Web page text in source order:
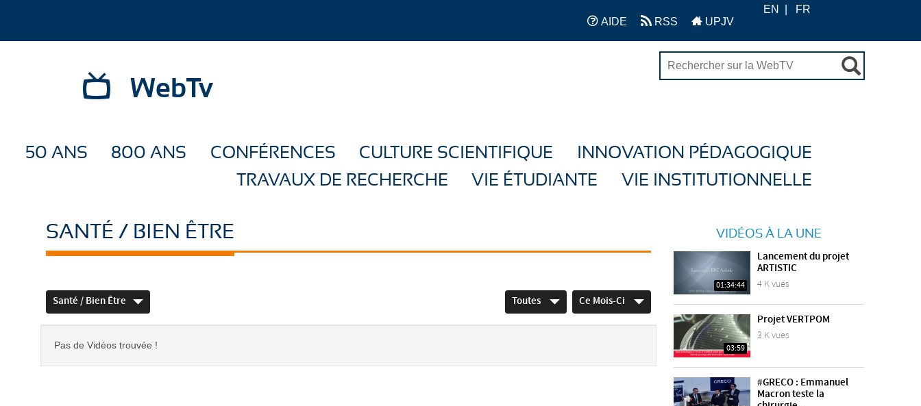
AIDE RSS UPJV
EN FR
WebTv
50 ANS 800 ANS CONFÉRENCES CULTURE SCIENTIFIQUE
INNOVATION PÉDAGOGIQUE
TRAVAUX DE RECHERCHE
VIE ÉTUDIANTE VIE INSTITUTIONNELLE
SANTÉ / BIEN ÊTRE
Santé / Bien Être Toutes Ce Mois-Ci
Pas de Vidéos trouvée !
VIDÉOS À LA UNE
01:34:44
Lancement du projet
ARTISTIC
4 K vues
03:59
Projet VERTPOM
3 K vues
#GRECO : Emmanuel
Macron teste la